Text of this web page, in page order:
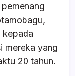
kepada
mereka yang
20 tahun.